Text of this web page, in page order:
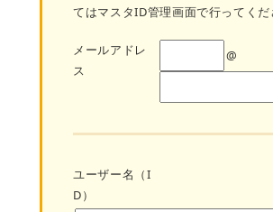
てはマスタID管理画面で行ってくだ
メールアドレ
ス
@
ユーザー名（I
D）